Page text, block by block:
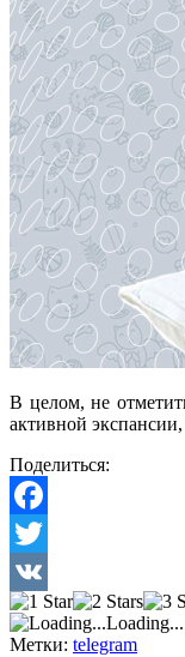
В целом, не
активной
Поделиться:
Facebook
Twitter
VK
Loading...
Метки: telegram